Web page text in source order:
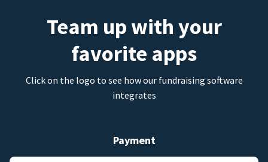
Team up with your
favorite apps
Click on the logo to see how our fundraising software
integrates
Payment